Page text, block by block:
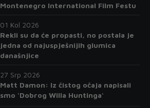
Montenegro International Film Festu
01 Kol 2026
Rekli su da će propasti, no postala je
jedna od najuspješnijih glumica
današnjice
27 Srp 2026
Matt Damon: Iz čistog očaja napisali
smo 'Dobrog Willa Huntinga'